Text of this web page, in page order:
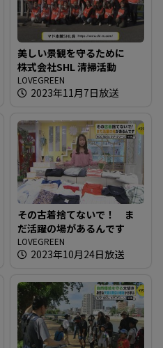
美しい景観を守るために
株式会社SHL 清掃活動
LOVEGREEN
2023年11月7日放送
その古着捨てないで！ ま
だ活躍の場があるんです
LOVEGREEN
2023年10月24日放送